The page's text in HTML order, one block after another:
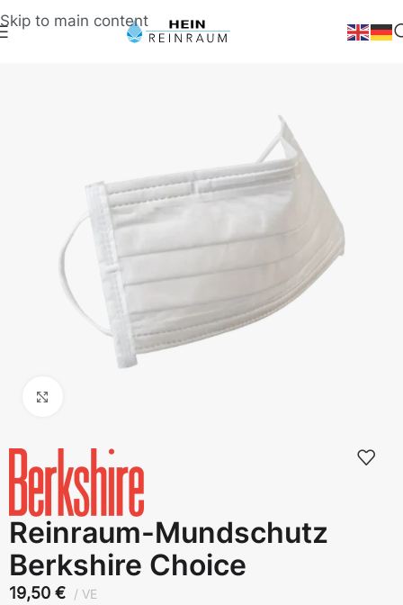
Skip to main content
Reinraum-Mundschutz
Berkshire Choice
19,50 € VE